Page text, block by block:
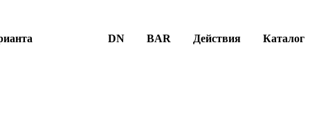
DN BAR Действия Каталог